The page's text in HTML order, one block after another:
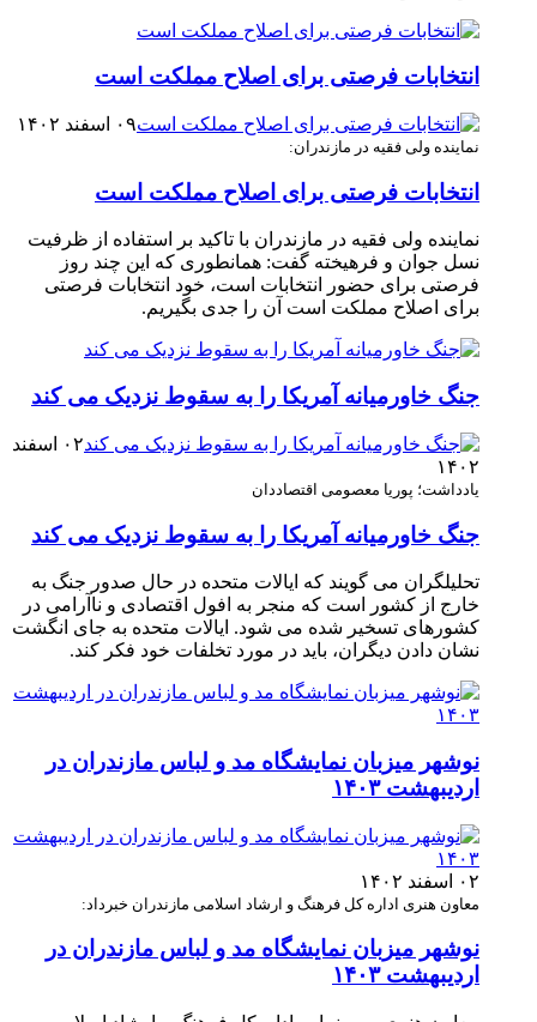
انتخابات فرصتی برای اصلاح مملکت است
۰۹ اسفند ۱۴۰۲
نماینده ولی فقیه در مازندران:
انتخابات فرصتی برای اصلاح مملکت است
نماینده ولی فقیه در مازندران با تاکید بر استفاده از ظرفیت
نسل جوان و فرهیخته گفت: همانطوری که این چند روز
فرصتی برای حضور انتخابات است، خود انتخابات فرصتی
برای اصلاح مملکت است آن را جدی بگیریم.
جنگ خاورمیانه آمریکا را به سقوط نزدیک می کند
۰۲ اسفند
۱۴۰۲
یادداشت؛ پوریا معصومی اقتصاددان
جنگ خاورمیانه آمریکا را به سقوط نزدیک می کند
تحلیلگران می گویند که ایالات متحده در حال صدور جنگ به
خارج از کشور است که منجر به افول اقتصادی و ناآرامی در
کشورهای تسخیر شده می شود. ایالات متحده به جای انگشت
نشان دادن دیگران، باید در مورد تخلفات خود فکر کند.
نوشهر میزبان نمایشگاه مد و لباس مازندران در
اردیبهشت ۱۴۰۳
۰۲ اسفند ۱۴۰۲
معاون هنری اداره‌ کل فرهنگ و ارشاد اسلامی مازندران خبرداد:
نوشهر میزبان نمایشگاه مد و لباس مازندران در
اردیبهشت ۱۴۰۳